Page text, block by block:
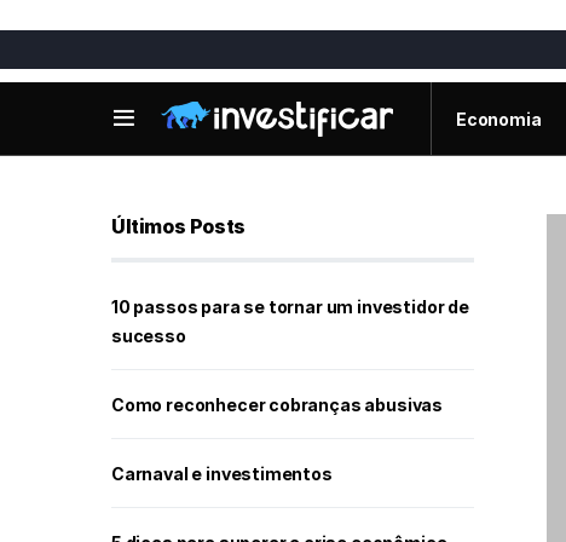
Economia
Últimos Posts
10 passos para se tornar um investidor de
sucesso
Como reconhecer cobranças abusivas
Carnaval e investimentos